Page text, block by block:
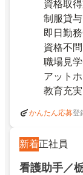
資格取
制服貸与
即日勤
資格不問
職場見
アット
教育充実
かんたん応募登
新着正社員
看護助手／